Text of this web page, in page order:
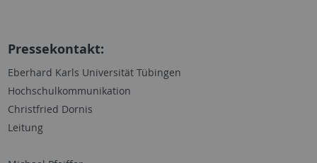
Pressekontakt:
Eberhard Karls Universität Tübingen
Hochschulkommunikation
Christfried Dornis
Leitung